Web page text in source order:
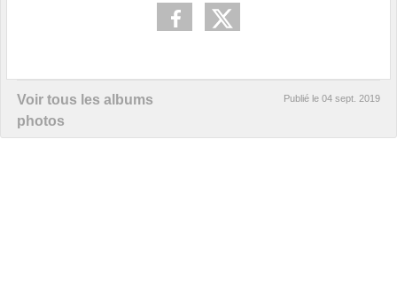
Voir tous les albums
photos
Publié le 04 sept. 2019